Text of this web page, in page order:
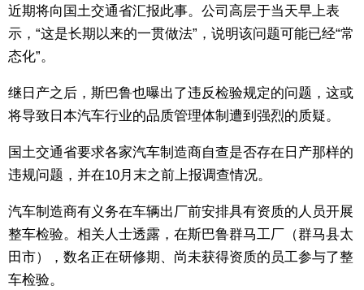
视觉日本
话题
日本信息库
日本一瞥
人物访谈
近期将向国土交通省汇报此事。公司高层于当天早上表
示，“这是长期以来的一贯做法”，说明该问题可能已经“常
态化”。
继日产之后，斯巴鲁也曝出了违反检验规定的问题，这或
将导致日本汽车行业的品质管理体制遭到强烈的质疑。
国土交通省要求各家汽车制造商自查是否存在日产那样的
违规问题，并在10月末之前上报调查情况。
汽车制造商有义务在车辆出厂前安排具有资质的人员开展
整车检验。相关人士透露，在斯巴鲁群马工厂（群马县太
田市），数名正在研修期、尚未获得资质的员工参与了整
车检验。